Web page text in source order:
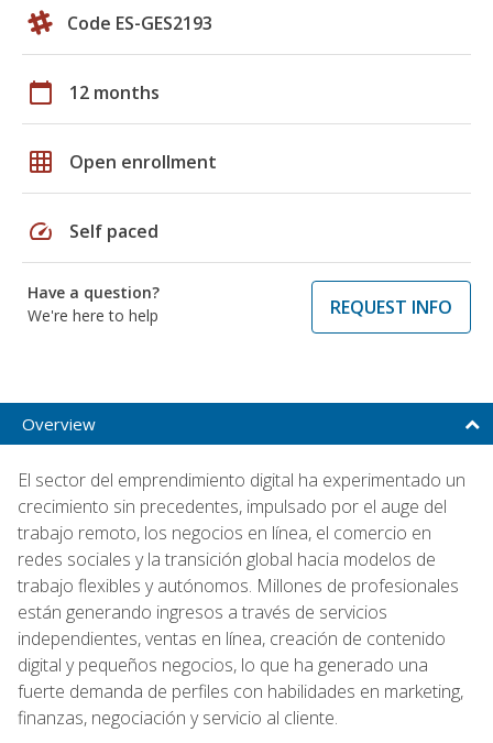
Code ES-GES2193
calendar_today 12 months
grid_on Open enrollment
speed Self paced
Have a question?
We're here to help
REQUEST INFO
Overview
El sector del emprendimiento digital ha experimentado un
crecimiento sin precedentes, impulsado por el auge del
trabajo remoto, los negocios en línea, el comercio en
redes sociales y la transición global hacia modelos de
trabajo flexibles y autónomos. Millones de profesionales
están generando ingresos a través de servicios
independientes, ventas en línea, creación de contenido
digital y pequeños negocios, lo que ha generado una
fuerte demanda de perfiles con habilidades en marketing,
finanzas, negociación y servicio al cliente.